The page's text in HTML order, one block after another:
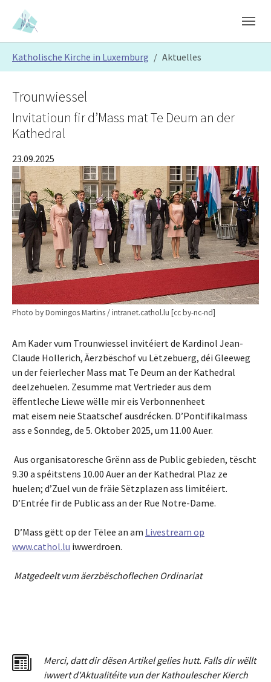
Skip to main content
Skip to page footer
Katholische Kirche in Luxemburg Aktuelles
Photo by Domingos Martins / intranet.cathol.lu [cc by-nc-nd]
Trounwiessel
Invitatioun fir d’Mass mat Te Deum an der
Kathedral
23.09.2025
Am Kader vum Trounwiessel invitéiert de Kardinol Jean-
Claude Hollerich, Äerzbëschof vu Lëtzebuerg, déi Gleeweg
un der feierlecher Mass mat Te Deum an der Kathedral
deelzehuelen. Zesumme mat Vertrieder aus dem
ëffentleche Liewe wëlle mir eis Verbonnenheet
mat eisem neie Staatschef ausdrécken. D’Pontifikalmass
ass e Sonndeg, de 5. Oktober 2025, um 11.00 Auer.
Aus organisatoresche Grënn ass de Public gebieden, tëscht
9.30 a spéitstens 10.00 Auer an der Kathedral Plaz ze
huelen; d’Zuel vun de fräie Sëtzplazen ass limitéiert.
D’Entrée fir de Public ass an der Rue Notre-Dame.
D’Mass gëtt op der Tëlee an am Livestream op
www.cathol.lu iwwerdroen.
Matgedeelt vum äerzbëschoflechen Ordinariat
Merci, dattdir dësen Artikel gelies hutt. Falls dir wëllt
iwwert d'Aktualitéite vun der Kathoulescher Kierch